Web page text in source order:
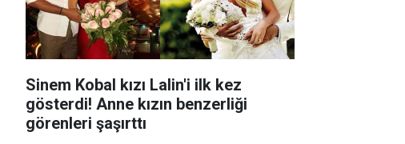
Sinem Kobal kızı Lalin'i ilk kez
gösterdi! Anne kızın benzerliği
görenleri şaşırttı